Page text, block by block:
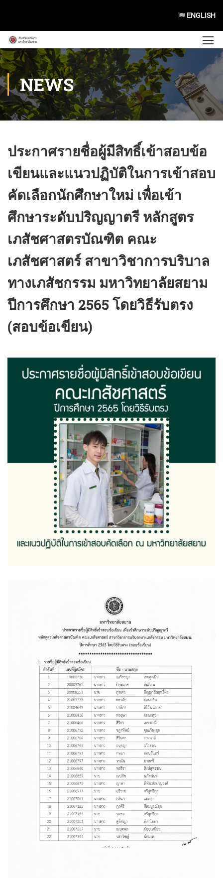
ENGLISH
NEWS
ประกาศรายชื่อผู้มีสิทธิ์เข้าสอบข้อ
เขียนและแนวปฏิบัติในการเข้าสอบ
คัดเลือกนักศึกษาใหม่ เพื่อเข้า
ศึกษาระดับปริญญาตรี หลักสูตร
เภสัชศาสตรบัณฑิต คณะ
เภสัชศาสตร์ สาขาวิชาการบริบาล
ทางเภสัชกรรม มหาวิทยาลัยสยาม
ปีการศึกษา 2565 โดยวิธีรับตรง
(สอบข้อเขียน)